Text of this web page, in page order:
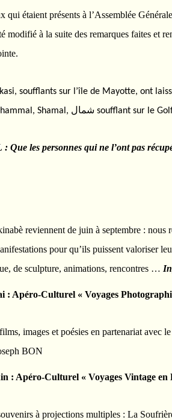
qui étaient présents à l’Assemblée
modifié à la suite des remarques faites et
soufflants sur l’île de Mayotte, ont
Shamal, شمال soufflant sur le
Que les personnes qui ne l’ont pas
reviennent de juin à septembre : nous
pour qu’ils puissent valoriser
de sculpture, animations, rencontres …
: Apéro-Culturel « Voyages
images et poésies en partenariat avec
BON
: Apéro-Culturel « Voyages Vintage en
à projections multiples : La